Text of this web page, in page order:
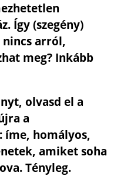
Így (szegény)
arról,
meg? Inkább
olvasd el a
a
homályos,
amiket soha
Tényleg.